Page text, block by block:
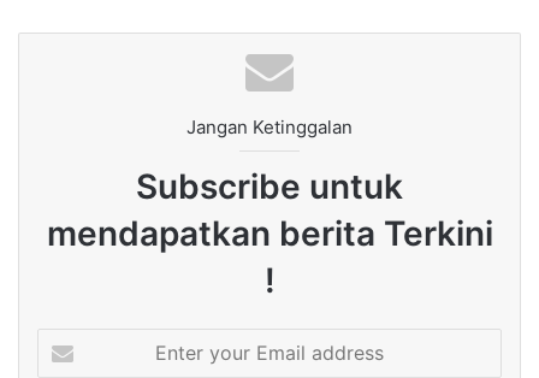
Jangan Ketinggalan
Subscribe untuk
mendapatkan berita Terkini
!
your